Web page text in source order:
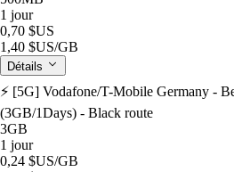
1 jour
0,70 $US
1,40 $US/GB
Détails
⚡️ [5G] Vodafone/T-Mobile Germany -
(3GB/1Days) - Black route
3GB
1 jour
0,24 $US/GB